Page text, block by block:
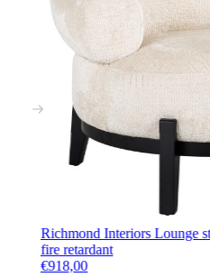
Richmond Interiors Lounge
fire retardant
€918,00